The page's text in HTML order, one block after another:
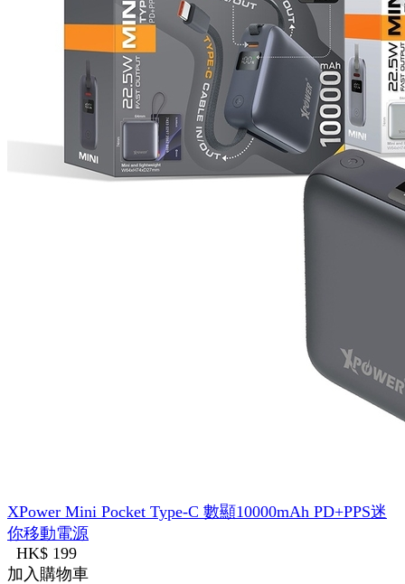
XPower Mini Pocket Type-C 數顯10000mAh PD+PPS迷
你移動電源
HK$ 199
加入購物車